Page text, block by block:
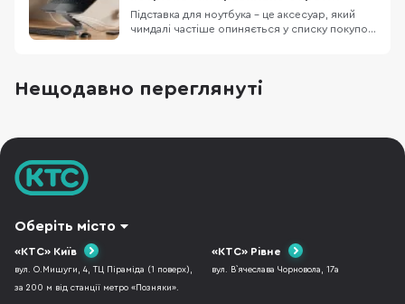
неможливо проп
Підставка для ноутбука – це аксесуар, який
чимдалі частіше опиняється у списку покупок
вибору є ключовими? У цій статті розглянемо
основні переваги підставок для ноутбуків, а
Нещодавно переглянуті
Оберіть місто
«КТС» Київ
вул. О.Мишуги, 4, ТЦ Піраміда (1 поверх),
за 200 м від станції метро «Позняки».
«КТС» Рівне
вул. В`ячеслава Чорновола, 17а